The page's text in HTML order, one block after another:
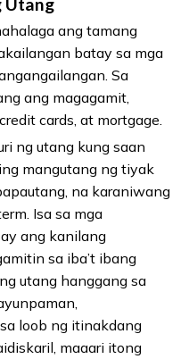
ang tamang
batay sa mga
Sa
ang magagamit,
cards, at mortgage.
ng utang kung saan
mangutang ng tiyak
na karaniwang
Isa sa mga
ang kanilang
sa iba’t ibang
utang hanggang sa
loob ng itinakdang
maaari itong